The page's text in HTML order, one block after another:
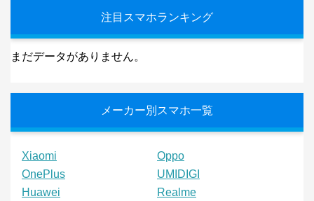
注目スマホランキング
まだデータがありません。
メーカー別スマホ一覧
Xiaomi
Oppo
OnePlus
UMIDIGI
Huawei
Realme